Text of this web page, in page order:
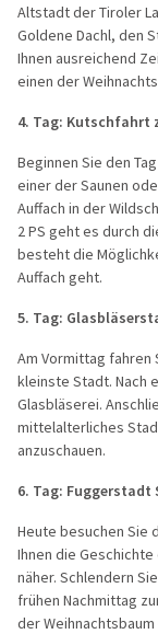
Altstadt der Tiroler
Goldene Dachl, den
Ihnen ausreichend
einen der
4. Tag: Kutschfahrt
Beginnen Sie den
einer der Saunen
Auffach in der
2 PS geht es durch
besteht die
Auffach geht.
5. Tag:
Am Vormittag
kleinste Stadt. Nach
Glasbläserei.
mittelalterliches
anzuschauen.
6. Tag: Fuggerstadt
Heute besuchen Sie
Ihnen die
näher. Schlendern
frühen Nachmittag
der